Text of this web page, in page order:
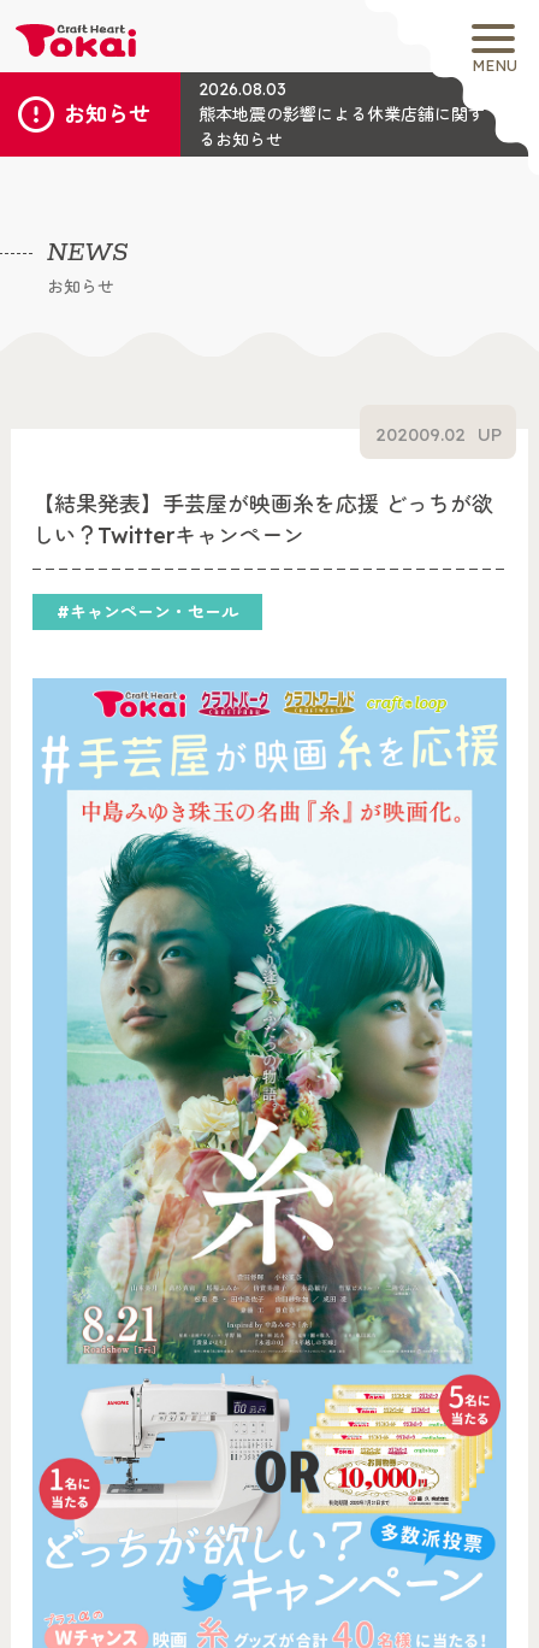
MENU
お知らせ
2026.08.03
熊本地震の影響による休業店舗に関す
るお知らせ
NEWS
お知らせ
【結果発表】手芸屋が映画糸を応援 どっちが欲
しい？Twitterキャンペーン
#キャンペーン・セール
202009.02 UP